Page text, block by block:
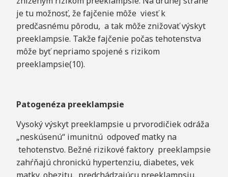
je tu možnosť, že fajčenie môže viesť k
predčasnému pôrodu, a tak môže znižovať výskyt
preeklampsie. Takže fajčenie počas tehotenstva
môže byť nepriamo spojené s rizikom
preeklampsie(10).
Patogenéza preeklampsie
Vysoký výskyt preeklampsie u prvorodičiek odráža
„neskúsenú“ imunitnú odpoveď matky na
tehotenstvo. Bežné rizikové faktory preeklampsie
zahŕňajú chronickú hypertenziu, diabetes, vek